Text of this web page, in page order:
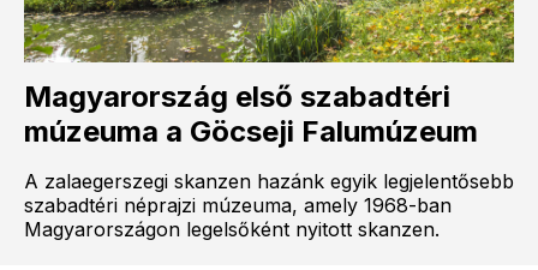
Magyarország első szabadtéri
múzeuma a Göcseji Falumúzeum
A zalaegerszegi skanzen hazánk egyik legjelentősebb
szabadtéri néprajzi múzeuma, amely 1968-ban
Magyarországon legelsőként nyitott skanzen.